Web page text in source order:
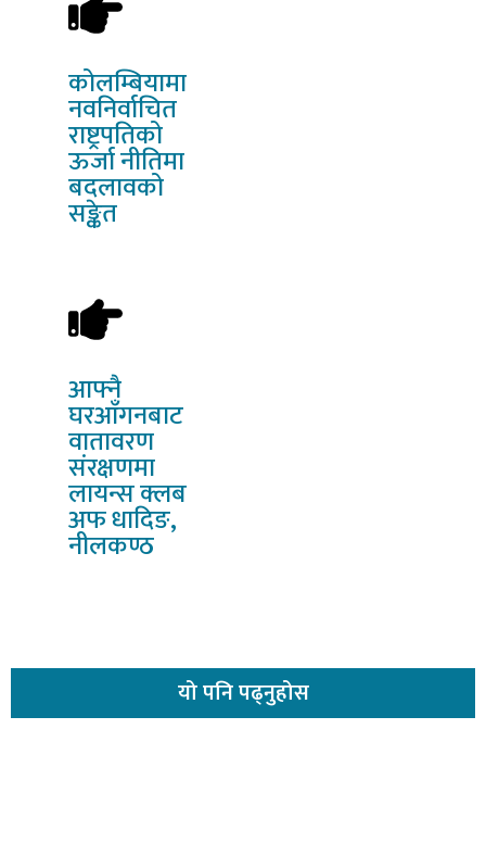
कोलम्बियामा
नवनिर्वाचित
राष्ट्रपतिको
ऊर्जा नीतिमा
बदलावको
सङ्केत
आफ्नै
घरआँगनबाट
वातावरण
संरक्षणमा
लायन्स क्लब
अफ धादिङ,
नीलकण्ठ
योपनि पढ्नुहोस